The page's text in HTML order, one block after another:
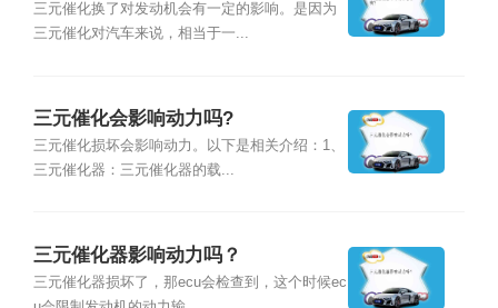
三元催化换了对发动机会有一定的影响。是因为
三元催化对汽车来说，相当于一...
三元催化会影响动力吗?
三元催化损坏会影响动力。以下是相关介绍：1、
三元催化器：三元催化器的载...
三元催化器影响动力吗？
三元催化器损坏了，那ecu会检查到，这个时候ec